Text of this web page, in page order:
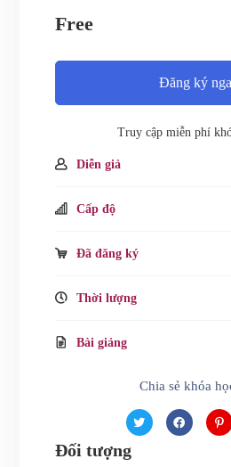
Free
Đăng ký
Truy cập miễn phí
Diễn giả
Cấp độ
Đã đăng ký
Thời lượng
Bài giảng
Chia sẻ khóa
Đối tượng